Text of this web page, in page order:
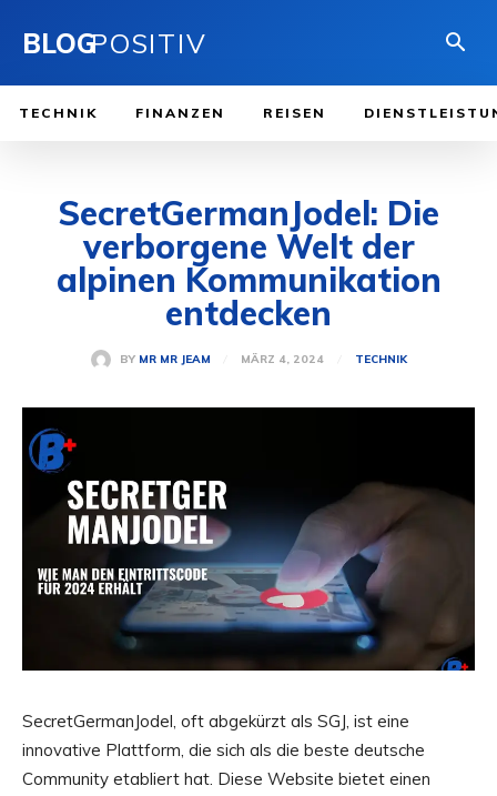
BLOGPOSITIV
TECHNIK FINANZEN REISEN
SecretGermanJodel: Die
verborgene Welt der
alpinen Kommunikation
entdecken
BY MR MR JEAM MÄRZ 4, 2024 TECHNIK
SecretGermanJodel, oft abgekürzt als SGJ, ist eine
innovative Plattform, die sich als die beste deutsche
Community etabliert hat. Diese Website bietet einen